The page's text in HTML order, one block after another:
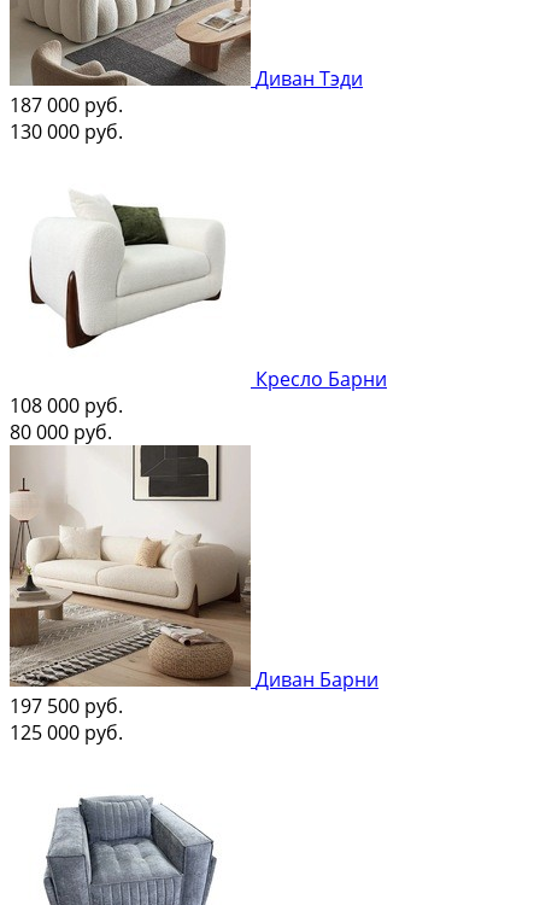
Диван Тэди
187 000 руб.
130 000 руб.
Кресло Барни
108 000 руб.
80 000 руб.
Диван Барни
197 500 руб.
125 000 руб.